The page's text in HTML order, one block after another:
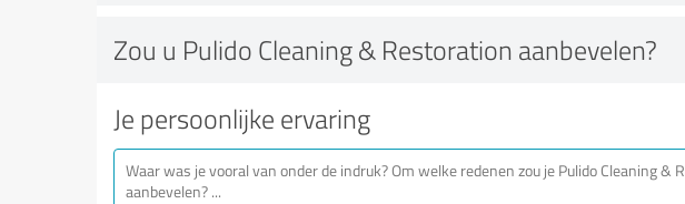
Zou u Pulido Cleaning & Restoration aanbevelen?
Je persoonlijke ervaring